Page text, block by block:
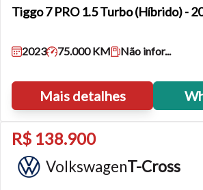
Tiggo 7 PRO 1.5 Turbo (Híbrido) -
2023 75.000 KM Não infor...
Mais detalhes
R$ 138.900
VolkswagenT-Cross